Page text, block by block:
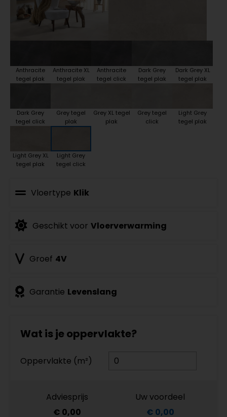
Anthracite
tegel plak
Anthracite XL
tegel plak
Anthracite
tegel click
Dark Grey
tegel plak
Dark Grey XL
tegel plak
Dark Grey
tegel click
Grey tegel
plak
Grey XL tegel
plak
Grey tegel
click
Light Grey
tegel plak
Light Grey XL
tegel plak
Light Grey
tegel click
Vloertype Klik
Geschikt voor Vloerverwarming
Groef 4V
Garantie Levenslang
Wat is je oppervlakte?
Oppervlakte (m²)
Adviesprijs
€ 0,00
Uw voordeel
€ 0,00